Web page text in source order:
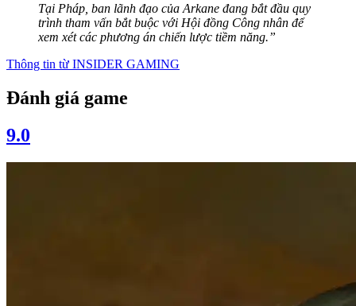
Tại Pháp, ban lãnh đạo của Arkane đang bắt đầu quy
trình tham vấn bắt buộc với Hội đồng Công nhân để
xem xét các phương án chiến lược tiềm năng.”
Thông tin từ INSIDER GAMING
Đánh giá game
9.0